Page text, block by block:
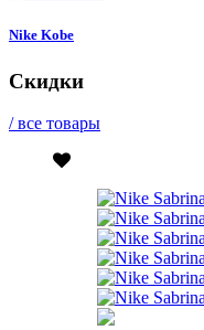
Nike Kobe
Скидки
/ все товары